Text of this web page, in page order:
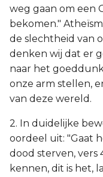
weg gaan om een
bekomen."
de slechtheid van
denken wij dat er
naar het
onze arm stellen,
van deze wereld.
2. In duidelijke
oordeel uit: "Gaat
dood sterven, vers
kennen, dit is het,